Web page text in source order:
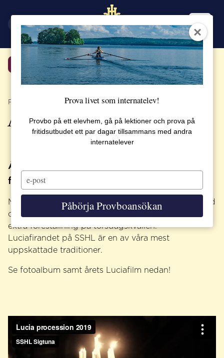
Tillbaka
PUBLICERAT 17 DECEMBER 2019
Årets Lucia 2019
Årets Luciafirande på SSHL var
förtrollande!
Många föräldrar reser långväga för att fira Lucia med
oss på SSHL och i år utökade vi firandet med en
extra föreställning på torsdagskvällen.
Luciafirandet på SSHL är en av våra mest
uppskattade traditioner.
Se fotoalbum samt årets Luciafilm nedan!
Prova livet som internatelev!
Provbo på ett elevhem, gå på lektioner och prova på
fritidsutbudet ett par dagar tillsammans med andra
internatelever
your
email
Påbörja Provboansökan